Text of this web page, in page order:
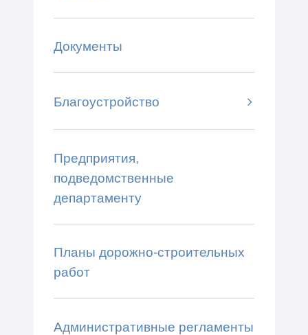
Документы
Благоустройство
Предприятия,
подведомственные
департаменту
Планы дорожно-строительных
работ
Административные регламенты